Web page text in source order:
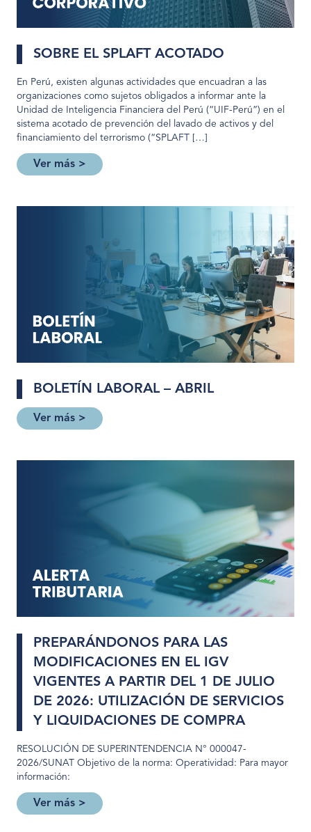
SOBRE EL SPLAFT ACOTADO
En Perú, existen algunas actividades que encuadran a las
organizaciones como sujetos obligados a informar ante la
Unidad de Inteligencia Financiera del Perú (“UIF-Perú”) en el
sistema acotado de prevención del lavado de activos y del
financiamiento del terrorismo (“SPLAFT […]
Ver más >
BOLETÍN LABORAL – ABRIL
Ver más >
PREPARÁNDONOS PARA LAS
MODIFICACIONES EN EL IGV
VIGENTES A PARTIR DEL 1 DE JULIO
DE 2026: UTILIZACIÓN DE SERVICIOS
Y LIQUIDACIONES DE COMPRA
RESOLUCIÓN DE SUPERINTENDENCIA N° 000047-
2026/SUNAT Objetivo de la norma: Operatividad: Para mayor
información:
Ver más >